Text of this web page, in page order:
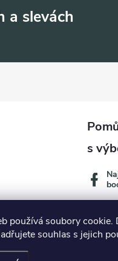
používá soubory
souhlas s jejich
a slevách